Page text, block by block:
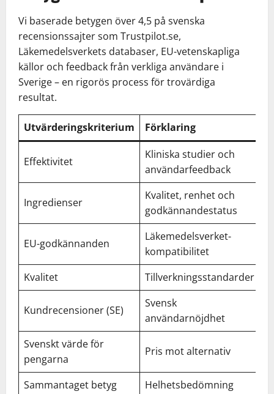
Vi baserade betygen över 4,5 på svenska
recensionssajter som Trustpilot.se,
Läkemedelsverkets databaser, EU-vetenskapliga
källor och feedback från verkliga användare i
Sverige – en rigorös process för trovärdiga
resultat.
Utvärderingskriterium Förklaring
Effektivitet
Kliniska studier och
användarfeedback
Ingredienser
Kvalitet, renhet och
godkännandestatus
EU-godkännanden
Läkemedelsverket-
kompatibilitet
Kvalitet Tillverkningsstandarder
Kundrecensioner (SE)
Svensk
användarnöjdhet
Svenskt värde för
pengarna
Pris mot alternativ
Sammantaget betyg Helhetsbedömning